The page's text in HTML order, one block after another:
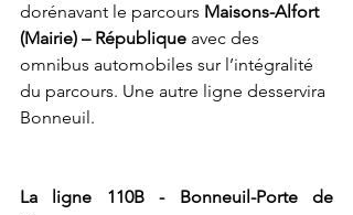
dorénavant le parcours Maisons-Alfort
(Mairie) – République avec des
omnibus automobiles sur l’intégralité
du parcours. Une autre ligne desservira
Bonneuil.
La ligne 110B - Bonneuil-Porte de